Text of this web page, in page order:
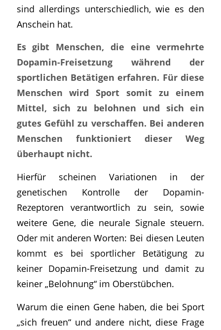
sind allerdings unterschiedlich, wie es den
Anschein hat.
Es gibt Menschen, die eine vermehrte
Dopamin-Freisetzung während der
sportlichen Betätigen erfahren. Für diese
Menschen wird Sport somit zu einem
Mittel, sich zu belohnen und sich ein
gutes Gefühl zu verschaffen. Bei anderen
Menschen funktioniert dieser Weg
überhaupt nicht.
Hierfür scheinen Variationen in der
genetischen Kontrolle der Dopamin-
Rezeptoren verantwortlich zu sein, sowie
weitere Gene, die neurale Signale steuern.
Oder mit anderen Worten: Bei diesen Leuten
kommt es bei sportlicher Betätigung zu
keiner Dopamin-Freisetzung und damit zu
keiner „Belohnung“ im Oberstübchen.
Warum die einen Gene haben, die bei Sport
„sich freuen“ und andere nicht, diese Frage